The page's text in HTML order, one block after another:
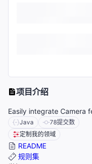
项目介绍
Easily integrate Camera
Java 78提交数
定制我的领域
README
规则集